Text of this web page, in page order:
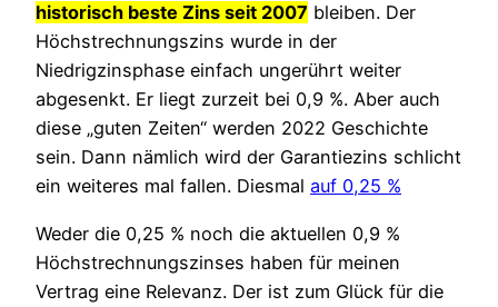
historisch beste Zins seit 2007 bleiben. Der
Höchstrechnungszins wurde in der
Niedrigzinsphase einfach ungerührt weiter
abgesenkt. Er liegt zurzeit bei 0,9 %. Aber auch
diese „guten Zeiten“ werden 2022 Geschichte
sein. Dann nämlich wird der Garantiezins schlicht
ein weiteres mal fallen. Diesmal auf 0,25 %
Weder die 0,25 % noch die aktuellen 0,9 %
Höchstrechnungszinses haben für meinen
Vertrag eine Relevanz. Der ist zum Glück für die